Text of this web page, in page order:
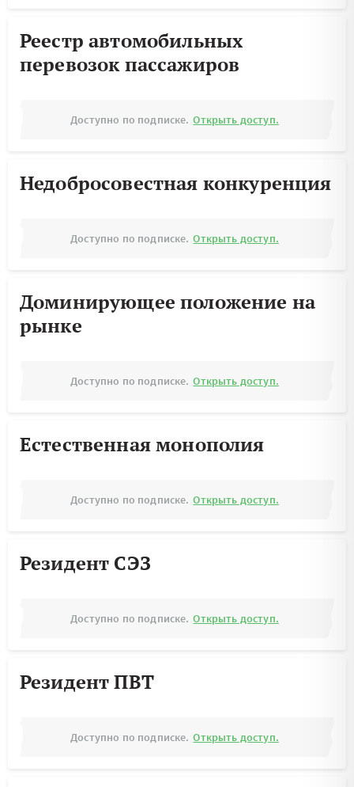
Реестр автомобильных
перевозок пассажиров
Доступно по подписке. Открыть доступ.
Недобросовестная конкуренция
Доступно по подписке. Открыть доступ.
Доминирующее положение на
рынке
Доступно по подписке. Открыть доступ.
Естественная монополия
Доступно по подписке. Открыть доступ.
Резидент СЭЗ
Доступно по подписке. Открыть доступ.
Резидент ПВТ
Доступно по подписке. Открыть доступ.